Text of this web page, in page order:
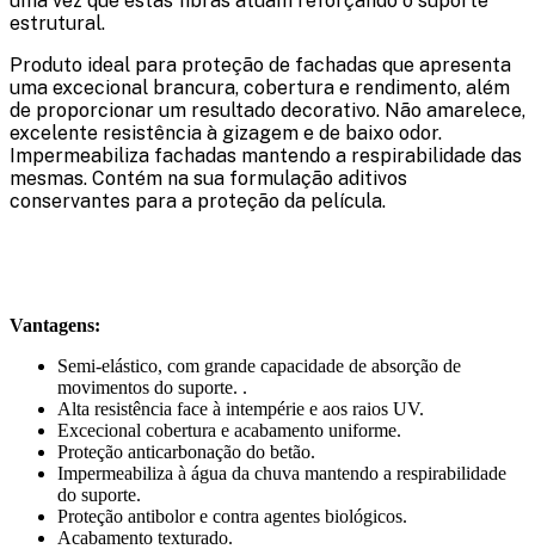
estrutural.
Produto ideal para proteção de fachadas que apresenta
uma excecional brancura, cobertura e rendimento, além
de proporcionar um resultado decorativo. Não amarelece,
excelente resistência à gizagem e de baixo odor.
Impermeabiliza fachadas mantendo a respirabilidade das
mesmas. Contém na sua formulação aditivos
conservantes para a proteção da película.
Vantagens:
Semi-elástico, com grande capacidade de absorção de
movimentos do suporte. .
Alta resistência face à intempérie e aos raios UV.
Excecional cobertura e acabamento uniforme.
Proteção anticarbonação do betão.
Impermeabiliza à água da chuva mantendo a respirabilidade
do suporte.
Proteção antibolor e contra agentes biológicos.
Acabamento texturado.